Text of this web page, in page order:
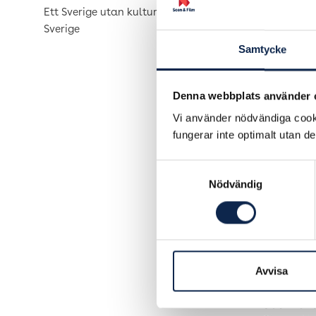
Samtycke
Denna webbplats använder
Vi använder nödvändiga
fungerar inte optimalt utan
Nödvändig
Avvisa
Ett Sverige utan kultur är ett tyst
Sverige
Anmäl
logga in
Under
för
Lisa
Magnus